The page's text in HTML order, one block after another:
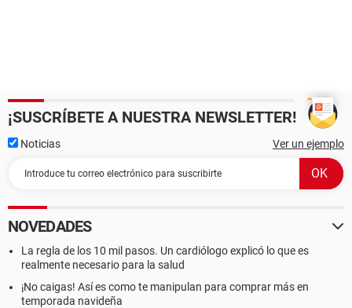
¡SUSCRÍBETE A NUESTRA NEWSLETTER!
Noticias Ver un ejemplo
NOVEDADES
La regla de los 10 mil pasos. Un cardiólogo explicó lo que es
realmente necesario para la salud
¡No caigas! Así es como te manipulan para comprar más en
temporada navideña